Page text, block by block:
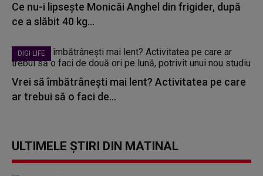
Ce nu-i lipsește Monicăi Anghel din frigider, după
ce a slăbit 40 kg...
DIGI LIFE
Vrei să îmbătrânești mai lent? Activitatea pe care
ar trebui să o faci de...
ULTIMELE ȘTIRI DIN MATINAL